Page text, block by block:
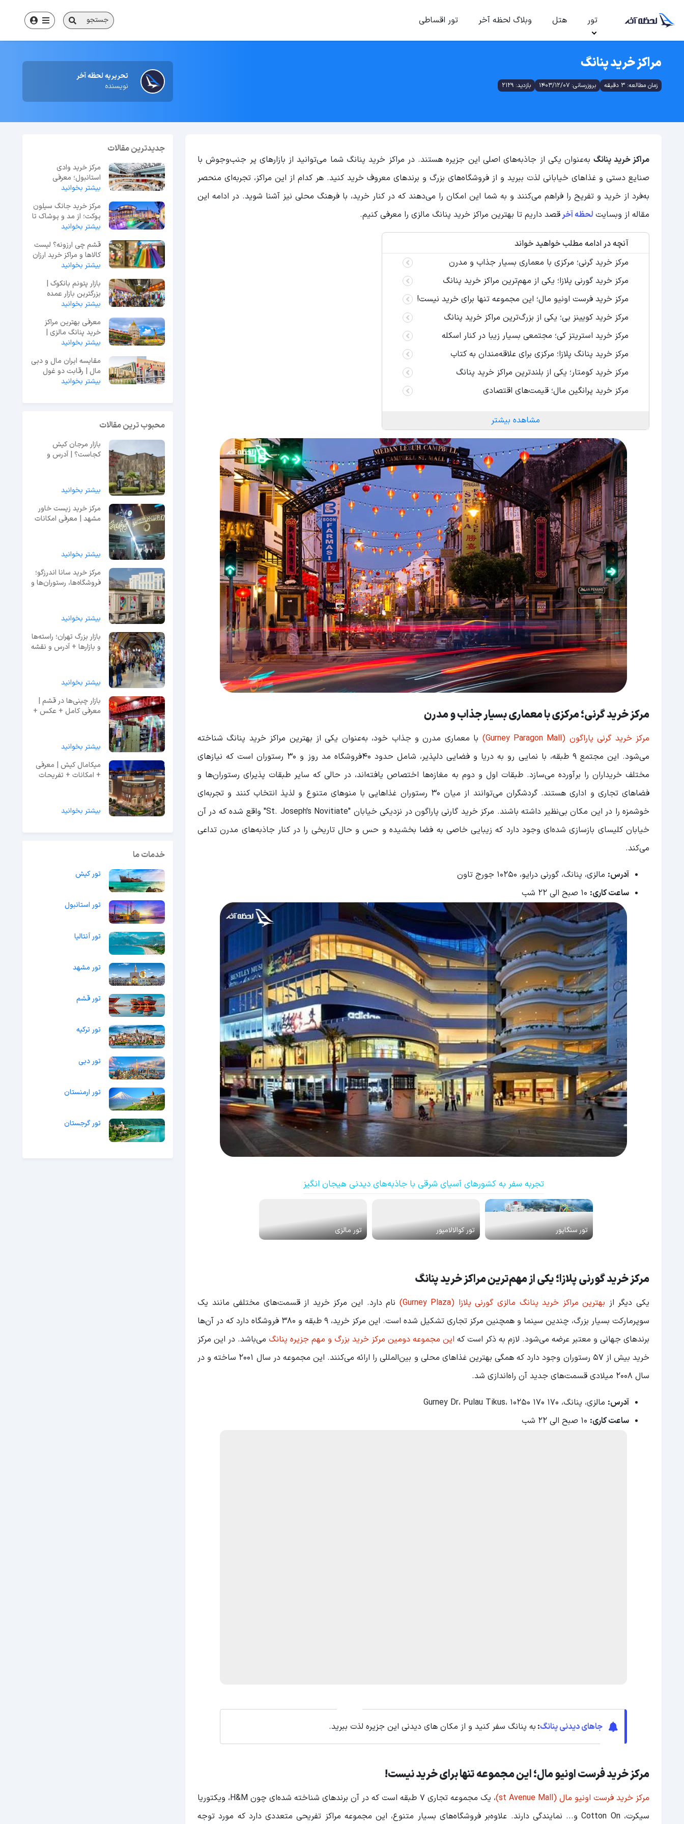
تور هتل وبلاگ لحظه آخر تور اقساطی جستجو
مراکز خرید پنانگ
زمان مطالعه: 3 دقیقه بروزرسانی: 1403/12/07 بازدید: 2129
تحریریه لحظه آخر
نویسنده
مراکز خرید پنانگبه‌عنوان یکی از جاذبه‌های اصلی این جزیره هستند. در مراکز خرید پنانگ شما می‌توانید از بازارهای پر جنب‌وجوش با
صنایع دستی و غذاهای خیابانی لذت ببرید و از فروشگاه‌های بزرگ و برندهای معروف خرید کنید. هر کدام از این مراکز، تجربه‌ای منحصر
به‌فرد از خرید و تفریح را فراهم می‌کنند و به شما این امکان را می‌دهند که در کنار خرید، با فرهنگ محلی نیز آشنا شوید. در ادامه این
مقاله از وبسایت لحظه آخرقصد داریم تا بهترین مراکز خرید پنانگ مالزی را معرفی کنیم.
آنچه در ادامه مطلب خواهید خواند
مرکز خرید گرنی؛ مرکزی با معماری بسیار جذاب و مدرن
مرکز خرید گورنی پلازا؛ یکی از مهم‌ترین مراکز خرید پنانگ
مرکز خرید فرست اونیو مال؛ این مجموعه تنها برای خرید نیست!
مرکز خرید کویینز بی؛ یکی از بزرگ‌ترین مراکز خرید پنانگ
مرکز خرید استریتز کی؛ مجتمعی بسیار زیبا در کنار اسکله
مرکز خرید پنانگ پلازا؛ مرکزی برای علاقه‌مندان به کتاب
مرکز خرید کومتار؛ یکی از بلندترین مراکز خرید پنانگ
مرکز خرید پرانگین مال؛ قیمت‌های اقتصادی
مشاهده بیشتر
مرکز خرید گرنی؛ مرکزی با معماری بسیار جذاب و مدرن
مرکز خرید گرنی پاراگون (Gurney Paragon Mall)
با معماری مدرن و جذاب خود، به‌عنوان یکی از بهترین مراکز خرید پنانگ شناخته
می‌شود. این مجتمع 9 طبقه، با نمایی رو به دریا و فضایی دلپذیر، شامل حدود 40فروشگاه مد روز و 30 رستوران است که نیازهای
مختلف خریداران را برآورده می‌سازد. طبقات اول و دوم به مغازه‌ها اختصاص یافته‌اند، در حالی که سایر طبقات پذیرای رستوران‌ها و
فضاهای تجاری و اداری هستند. گردشگران می‌توانند از میان 30 رستوران غذاهایی با منوهای متنوع و لذیذ انتخاب کنند و تجربه‌ای
خوشمزه را در این مکان بی‌نظیر داشته باشند. مرکز خرید گارنی پاراگون در نزدیکی خیابان "St. Joseph's Novitiate" واقع شده که در آن
خیابان کلیسای بازسازی شده‌ای وجود دارد که زیبایی خاصی به فضا بخشیده و حس و حال تاریخی را در کنار جاذبه‌های مدرن تداعی
می‌کند.
آدرس: مالزی، پنانگ، گورنی درایو، 10250 جورج تاون
ساعت کاری:
تجربه سفر به کشورهای آسیای شرقی با جاذبه‌های دیدنی هیجان انگیز
تور سنگاپور تور کوالالامپور تور مالزی
مرکز خرید گورنی پلازا؛ یکی از مهم‌ترین مراکز خرید پنانگ
یکی دیگر از بهترین مراکز خرید پنانگ مالزی گورنی پلازا (Gurney Plaza)
نام دارد. این مرکز خرید از قسمت‌های مختلفی مانند یک
سوپرمارکت بسیار بزرگ، چندین سینما و همچنین مرکز تجاری تشکیل شده است. این مرکز خرید، 9 طبقه و 380 فروشگاه دارد که در آن‌ها
برندهای جهانی و معتبر عرضه‌ می‌شود. لازم به ذکر است که این مجموعه دومین مرکز خرید بزرگ و مهم جزیره پنانگ می‌باشد. در این مرکز
خرید بیش از 57 رستوران وجود دارد که همگی بهترین غذاهای محلی و بین‌‌المللی را ارائه می‌کنند. این مجموعه در سال 2001 ساخته و در
سال 2008 میلادی قسمت‌های جدید آن راه‌اندازی شد.
آدرس: مالزی، پنانگ، 170 Gurney Dr، Pulau Tikus، 10250 170
ساعت کاری:
جاهای دیدنی پنانگ: به پنانگ سفر کنید و از مکان های دیدنی این جزیره لذت ببرید.
مرکز خرید فرست اونیو مال؛ این مجموعه تنها برای خرید نیست!
مرکز خرید فرست اونیو مال (st Avenue Mall)
، یک مجموعه تجاری 7 طبقه است که در آن برندهای شناخته شده‌ای چون H&M، ویکتوریا
سیکرت، Cotton On و... نمایندگی دارند. علاوه‌بر فروشگاه‌های بسیار متنوع، این مجموعه مراکز تفریحی متعددی دارد که مورد توجه
جدیدترین مقالات
مرکز خرید وادی
استانبول؛ معرفی
فروشگاه‌ها + دسترسی‌ها
بیشتر بخوانید
مرکز خرید جانگ سیلون
پوکت؛ از مد و پوشاک تا
سرگرمی و غذا
بیشتر بخوانید
قشم چی ارزونه؟ لیست
کالاها و مراکز خرید ارزان
در قشم
بیشتر بخوانید
بازار پتونم بانکوک |
بزرگترین بازار عمده
فروشی تایلند
بیشتر بخوانید
معرفی بهترین مراکز
خرید پنانگ مالزی |
لیست 8 مرکز خرید برتر
بیشتر بخوانید
مقایسه ایران مال و دبی
مال | رقابت دو غول
تجاری خاورمیانه
بیشتر بخوانید
محبوب ترین مقالات
بازار مرجان کیش
کجاست؟ | آدرس و
بیشتر بخوانید
مرکز خرید زیست خاور
مشهد | معرفی امکانات
بیشتر بخوانید
مرکز خرید سانا اندرزگو؛
فروشگاه‌ها، رستوران‌ها و
بیشتر بخوانید
بازار بزرگ تهران؛ راسته‌ها
و بازارها + آدرس و نقشه
بیشتر بخوانید
بازار چینی‌ها در قشم |
معرفی کامل + عکس +
بیشتر بخوانید
میکامال کیش | معرفی
+ امکانات + تفریحات
بیشتر بخوانید
خدمات ما
تور کیش
تور استانبول
تور آنتالیا
تور مشهد
تور قشم
تور ترکیه
تور دبی
تور ارمنستان
تور گرجستان